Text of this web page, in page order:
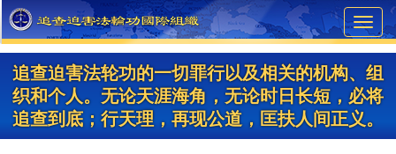
Skip
to
main
content
追查迫害法轮功的一切罪行以及相关的机构、组
织和个人。无论天涯海角，无论时日长短，必将
追查到底；行天理，再现公道，匡扶人间正义。